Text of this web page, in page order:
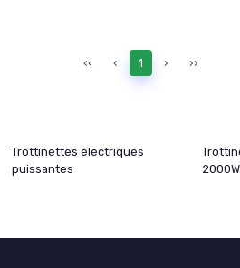
‹‹ ‹ 1 › ››
Trottinettes électriques
puissantes
2000W